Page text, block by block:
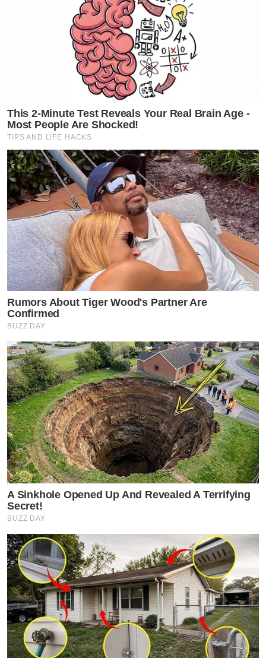
This 2-Minute Test Reveals Your Real Brain Age -
Most People Are Shocked!
TIPS AND LIFE HACKS
Rumors About Tiger Wood's Partner Are
Confirmed
BUZZ DAY
A Sinkhole Opened Up And Revealed A Terrifying
Secret!
BUZZ DAY